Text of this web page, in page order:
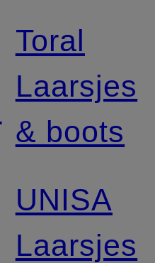
Toral
Laarsjes
& boots
UNISA
Laarsjes